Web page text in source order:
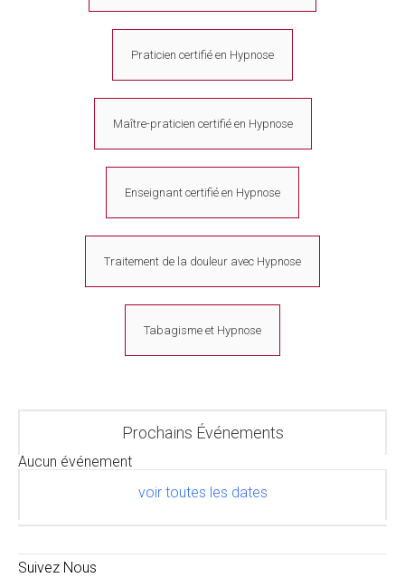
Praticien certifié en Hypnose
Maître-praticien certifié en Hypnose
Enseignant certifié en Hypnose
Traitement de la douleur avec Hypnose
Tabagisme et Hypnose
Prochains Événements
Aucun événement
voir toutes les dates
Suivez Nous